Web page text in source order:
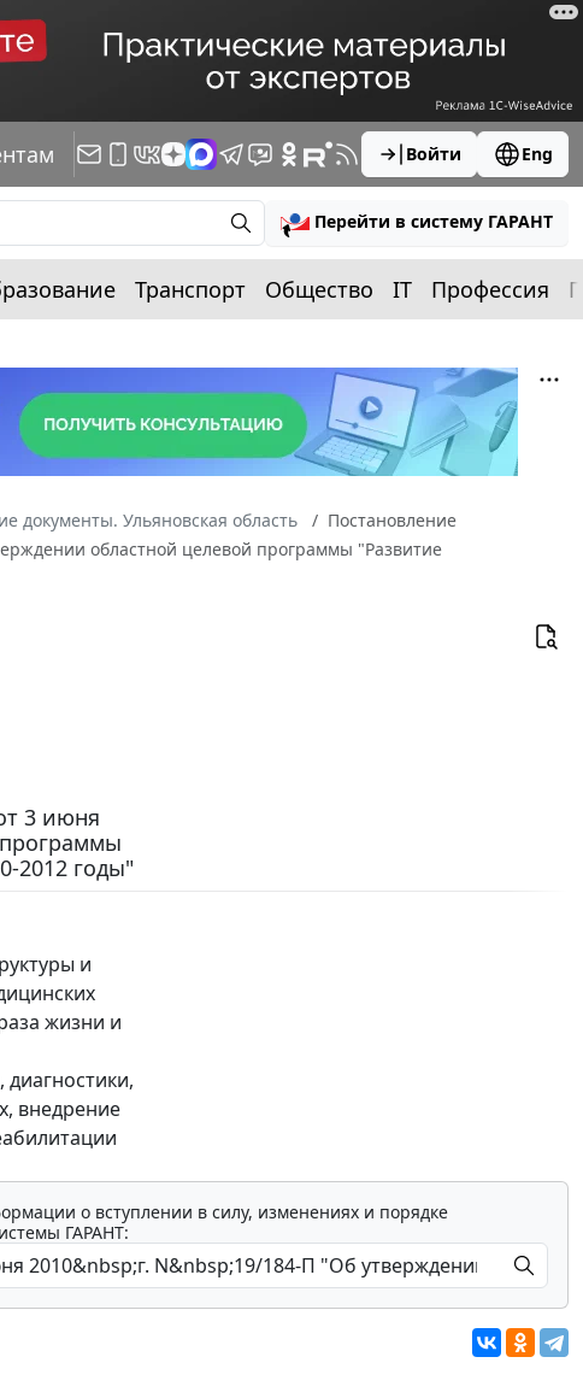
Войти Eng
Перейти в систему ГАРАНТ
Транспорт Общество IT Профессия
документы. Ульяновская область
Постановление
областной целевой программы "Развитие
3 июня
2012 годы"
и
жизни и
внедрение
о вступлении в силу, изменениях и порядке
ГАРАНТ: